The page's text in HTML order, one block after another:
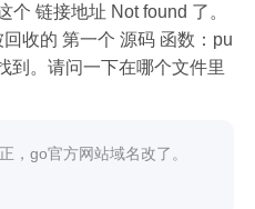
个 链接地址 Not found 了。
收的 第一个 源码 函数：pu
到。请问一下在哪个文件里
，go官方网站域名改了。